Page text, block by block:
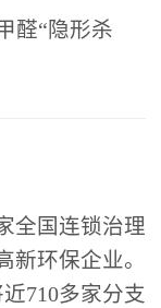
醛“隐形杀
安全吗？
全国连锁治理
新环保企业。
710多家分支